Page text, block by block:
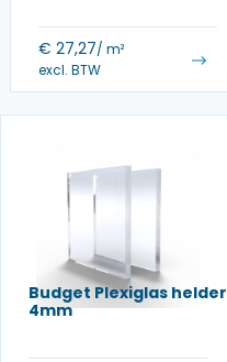
€ 27,27/ m²
excl. BTW
Budget Plexiglas helder
4mm